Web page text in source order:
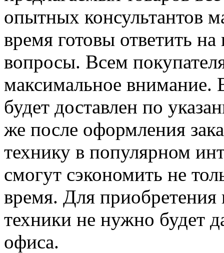
опытных консультантов
время готовы ответить
вопросы. Всем
максимальное внимание.
будет доставлен по
же после оформления
технику в популярном
смогут сэкономить не
время. Для
техники не нужно будет
офиса.